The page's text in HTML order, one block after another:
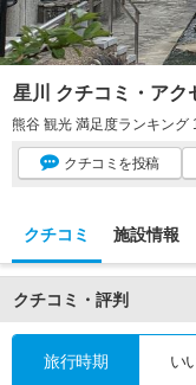
星川 クチコミ・アク
熊谷 観光 満足度ランキング
クチコミ を投稿
クチコミ 施設情報
クチコミ・評判
旅行時期 い